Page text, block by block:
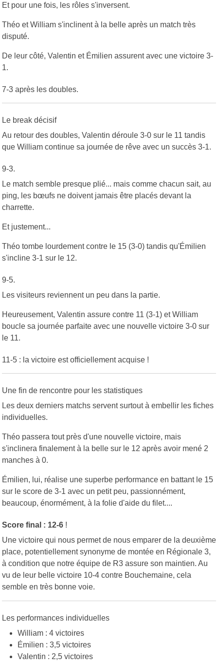
Et pour une fois, les rôles s'inversent.
Théo et William s'inclinent à la belle après un match très
disputé.
De leur côté, Valentin et Émilien assurent avec une victoire 3-
1.
7-3 après les doubles.
Le break décisif
Au retour des doubles, Valentin déroule 3-0 sur le 11 tandis
que William continue sa journée de rêve avec un succès 3-1.
9-3.
Le match semble presque plié... mais comme chacun sait, au
ping, les bœufs ne doivent jamais être placés devant la
charrette.
Et justement...
Théo tombe lourdement contre le 15 (3-0) tandis qu'Émilien
s'incline 3-1 sur le 12.
9-5.
Les visiteurs reviennent un peu dans la partie.
Heureusement, Valentin assure contre 11 (3-1) et William
boucle sa journée parfaite avec une nouvelle victoire 3-0 sur
le 11.
11-5 : la victoire est officiellement acquise !
Une fin de rencontre pour les statistiques
Les deux derniers matchs servent surtout à embellir les fiches
individuelles.
Théo passera tout près d'une nouvelle victoire, mais
s'inclinera finalement à la belle sur le 12 après avoir mené 2
manches à 0.
Émilien, lui, réalise une superbe performance en battant le 15
sur le score de 3-1 avec un petit peu, passionnément,
beaucoup, énormément, à la folie d'aide du filet....
Score final : 12-6 !
Une victoire qui nous permet de nous emparer de la deuxième
place, potentiellement synonyme de montée en Régionale 3,
à condition que notre équipe de R3 assure son maintien. Au
vu de leur belle victoire 10-4 contre Bouchemaine, cela
semble en très bonne voie.
Les performances individuelles
William : 4 victoires
Émilien : 3,5 victoires
Valentin : 2,5 victoires